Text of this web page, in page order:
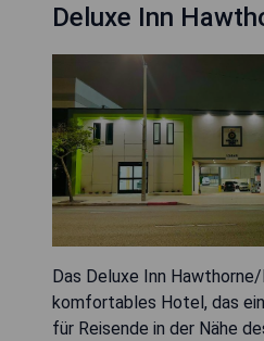
Deluxe Inn
Das Deluxe Inn
komfortables Hotel, das
für Reisende in der Nähe